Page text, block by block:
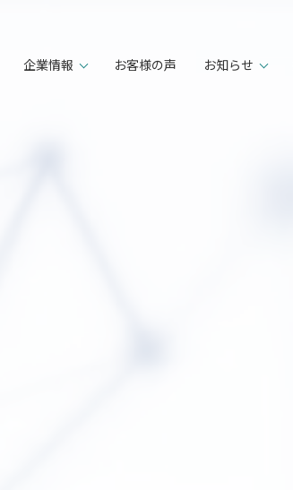
企業情報 お客様の声 お知らせ